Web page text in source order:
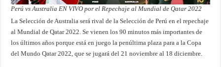
Perú vs Australia EN VIVO por el Repechaje al Mundial de Qatar 2022
La Selección de Australia será rival de la Selección de Perú en el repechaje
al Mundial de Qatar 2022. Se vienen los 90 minutos más importantes de
los últimos años porque está en juego la penúltima plaza para a la Copa
del Mundo Qatar 2022, que se jugará del 21 noviembre al 18 diciembre.